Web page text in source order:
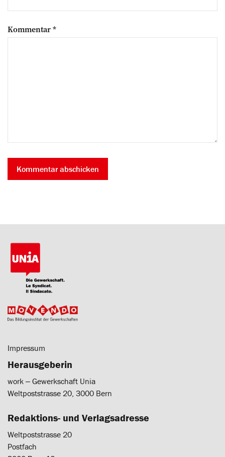
Kommentar*
Impressum
Herausgeberin
work ‒ Gewerkschaft Unia
Weltpoststrasse 20, 3000 Bern
Redaktions- und Verlagsadresse
Weltpoststrasse 20
Postfach